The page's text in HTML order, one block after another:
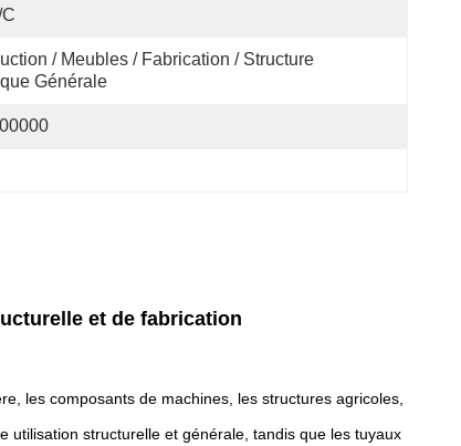
/ Meubles / Fabrication / Structure
Générale
et de fabrication
les composants de machines, les structures agricoles,
utilisation structurelle et générale, tandis que les tuyaux